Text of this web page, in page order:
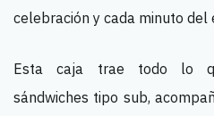
celebración y cada minuto del
Esta caja trae todo lo
sándwiches tipo sub,